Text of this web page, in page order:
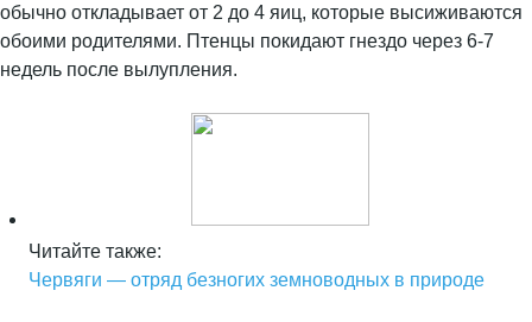
обычно откладывает от 2 до 4 яиц, которые высиживаются
обоими родителями. Птенцы покидают гнездо через 6-7
недель после вылупления.
Читайте также:
Червяги — отряд безногих земноводных в природе